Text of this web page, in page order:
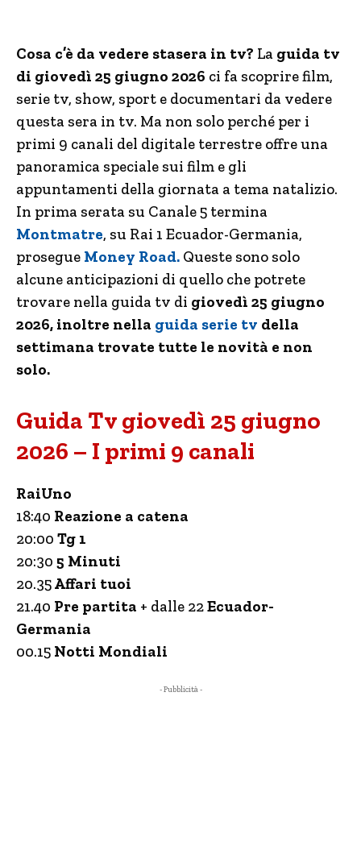
Cosa c’è da vedere stasera in tv? La guida tv
di giovedì 25 giugno 2026 ci fa scoprire film,
serie tv, show, sport e documentari da vedere
questa sera in tv. Ma non solo perché per i
primi 9 canali del digitale terrestre offre una
panoramica speciale sui film e gli
appuntamenti della giornata a tema natalizio.
In prima serata su Canale 5 termina
Montmatre, su Rai 1 Ecuador-Germania,
prosegue Money Road. Queste sono solo
alcune anticipazioni di quello che potrete
trovare nella guida tv di giovedì 25 giugno
2026, inoltre nella guida serie tv della
settimana trovate tutte le novità e non
solo.
Guida Tv giovedì 25 giugno
2026 – I primi 9 canali
RaiUno
18:40 Reazione a catena
20:00 Tg 1
20:30 5 Minuti
20.35Affari tuoi
21.40 Pre partita + dalle 22Ecuador-
Germania
00.15 Notti Mondiali
- Pubblicità -